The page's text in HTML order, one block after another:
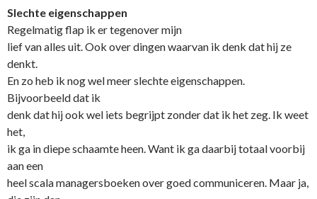
Slechte eigenschappen
Regelmatig flap ik er tegenover mijn
lief van alles uit. Ook over dingen waarvan ik denk dat hij ze
denkt.
En zo heb ik nog wel meer slechte eigenschappen.
Bijvoorbeeld dat ik
denk dat hij ook wel iets begrijpt zonder dat ik het zeg. Ik weet
het,
ik ga in diepe schaamte heen. Want ik ga daarbij totaal voorbij
aan een
heel scala managersboeken over goed communiceren. Maar ja,